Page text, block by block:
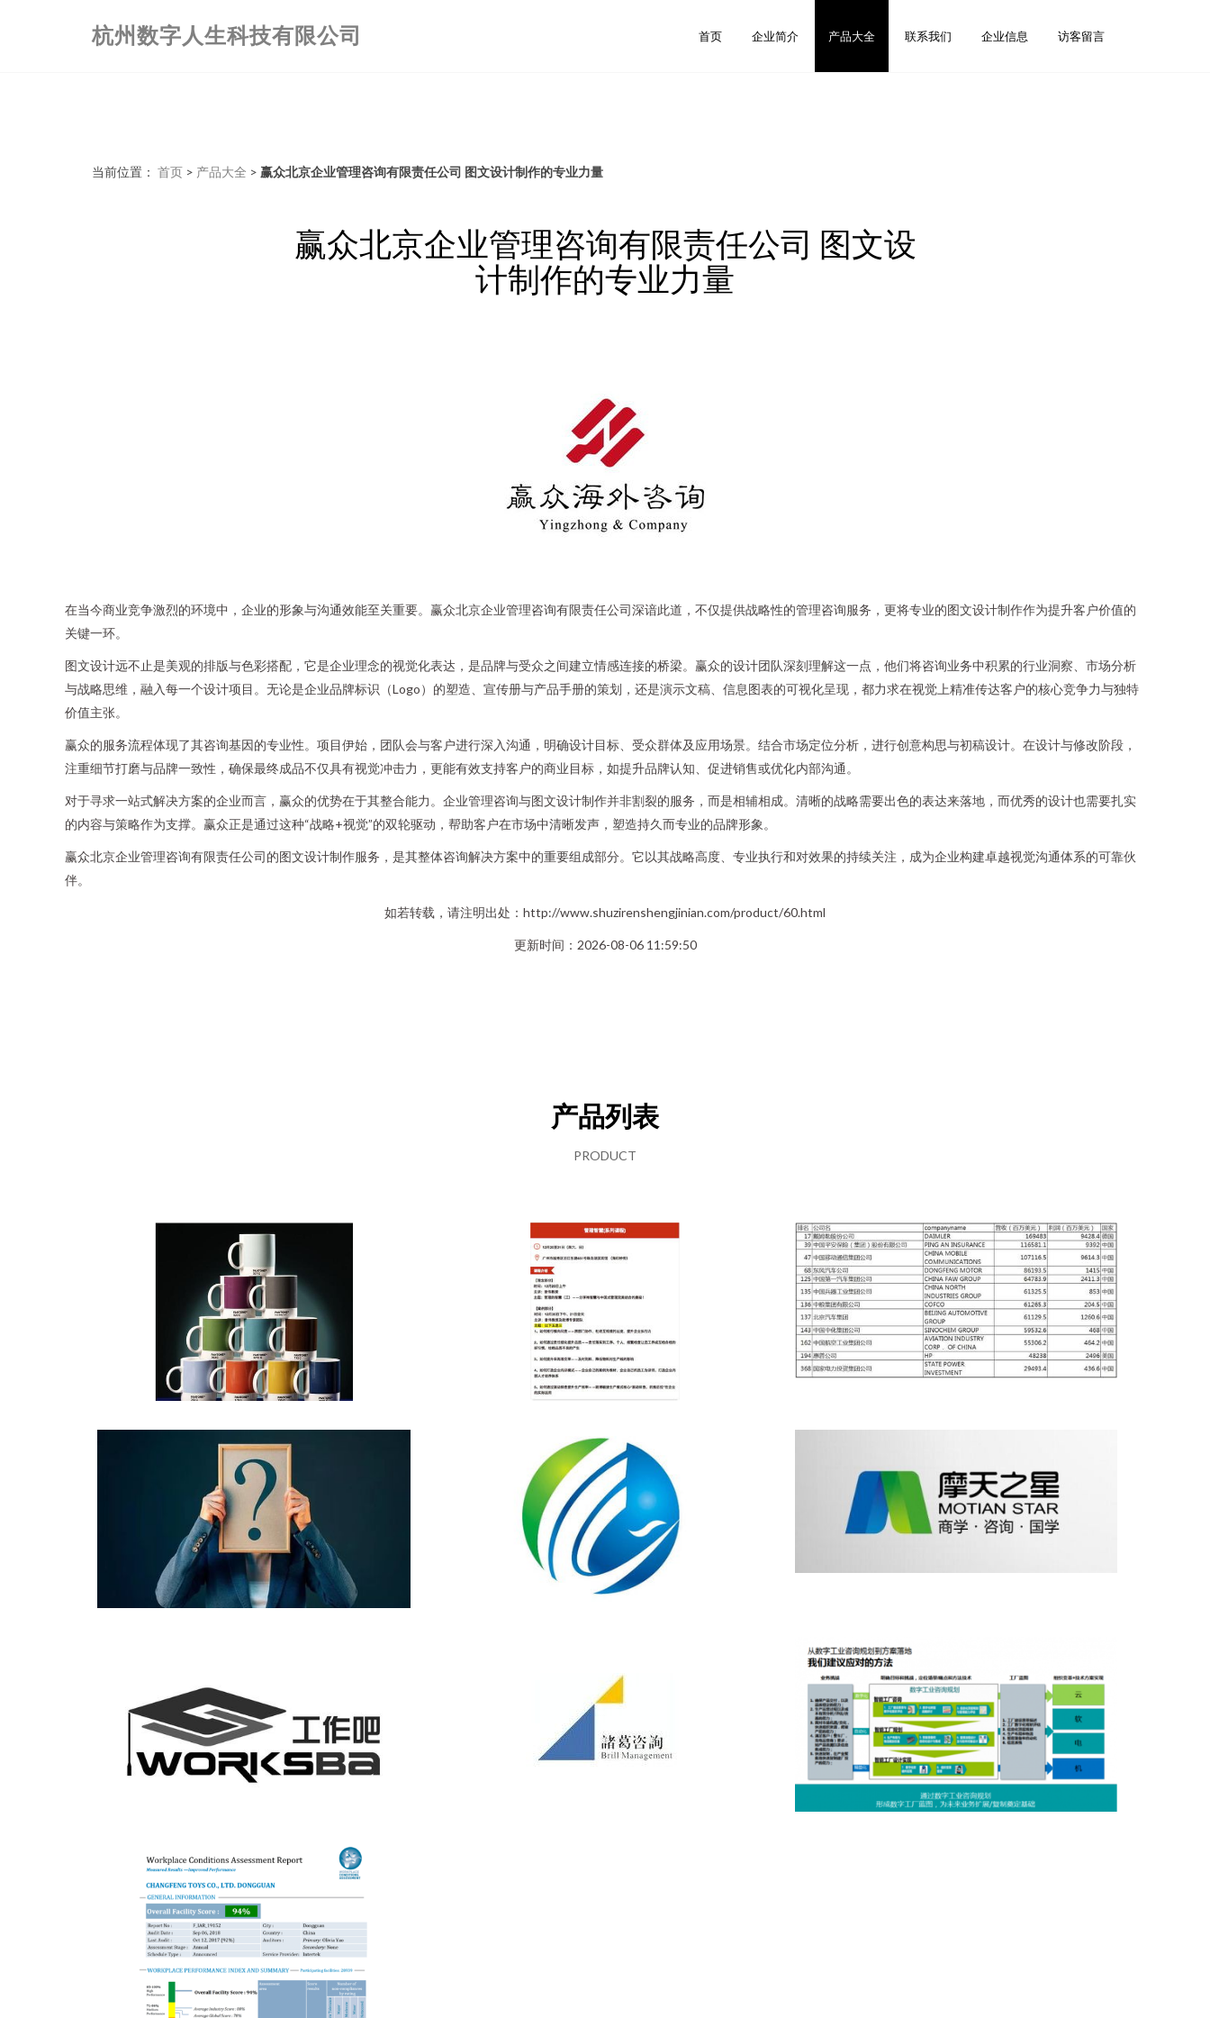
杭州数字人生科技有限公司 首页 企业简介 产品大全 联系我们 企业信息 访客留言
当前位置： 首页 > 产品大全 > 赢众北京企业管理咨询有限责任公司 图文设计制作的专业力量
赢众北京企业管理咨询有限责任公司 图文设
计制作的专业力量
在当今商业竞争激烈的环境中，企业的形象与沟通效能至关重要。赢众北京企业管理咨询有限责任公司深谙此道，不仅提供战略性的管理咨询服务，更将专业的图文设计制作作为提升客户价值的
关键一环。
图文设计远不止是美观的排版与色彩搭配，它是企业理念的视觉化表达，是品牌与受众之间建立情感连接的桥梁。赢众的设计团队深刻理解这一点，他们将咨询业务中积累的行业洞察、市场分析
与战略思维，融入每一个设计项目。无论是企业品牌标识（Logo）的塑造、宣传册与产品手册的策划，还是演示文稿、信息图表的可视化呈现，都力求在视觉上精准传达客户的核心竞争力与独特
价值主张。
赢众的服务流程体现了其咨询基因的专业性。项目伊始，团队会与客户进行深入沟通，明确设计目标、受众群体及应用场景。结合市场定位分析，进行创意构思与初稿设计。在设计与修改阶段，
注重细节打磨与品牌一致性，确保最终成品不仅具有视觉冲击力，更能有效支持客户的商业目标，如提升品牌认知、促进销售或优化内部沟通。
对于寻求一站式解决方案的企业而言，赢众的优势在于其整合能力。企业管理咨询与图文设计制作并非割裂的服务，而是相辅相成。清晰的战略需要出色的表达来落地，而优秀的设计也需要扎实
的内容与策略作为支撑。赢众正是通过这种“战略+视觉”的双轮驱动，帮助客户在市场中清晰发声，塑造持久而专业的品牌形象。
赢众北京企业管理咨询有限责任公司的图文设计制作服务，是其整体咨询解决方案中的重要组成部分。它以其战略高度、专业执行和对效果的持续关注，成为企业构建卓越视觉沟通体系的可靠伙
伴。
如若转载，请注明出处：http://www.shuzirenshengjinian.com/product/60.html
更新时间：2026-08-06 11:59:50
产品列表
PRODUCT